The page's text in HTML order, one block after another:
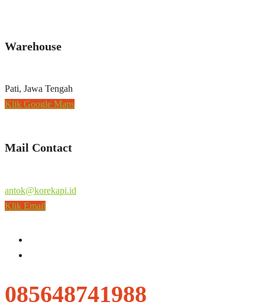
Warehouse
Pati, Jawa Tengah
Klik Google Maps
Mail Contact
antok@korekapi.id
Klik Email
085648741988